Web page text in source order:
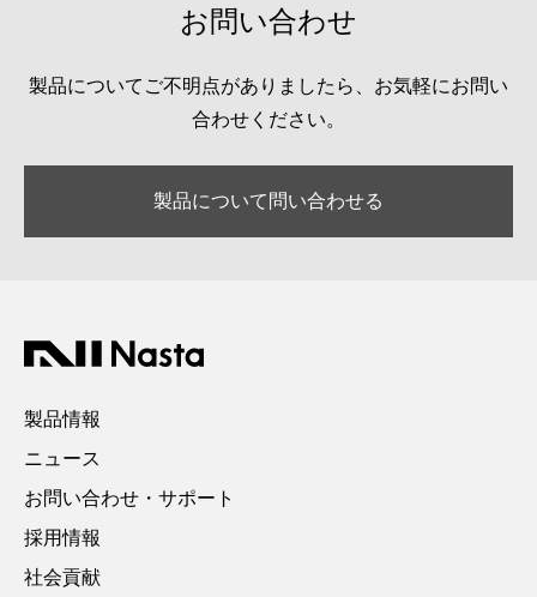
お問い合わせ
製品についてご不明点がありましたら、お気軽にお問い
合わせください。
製品について問い合わせる
製品情報
ニュース
お問い合わせ・サポート
採用情報
社会貢献